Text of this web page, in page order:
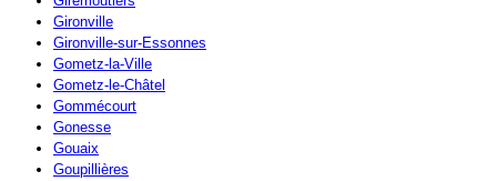
Gironville
Gironville-sur-Essonnes
Gometz-la-Ville
Gometz-le-Châtel
Gommécourt
Gonesse
Gouaix
Goupillières